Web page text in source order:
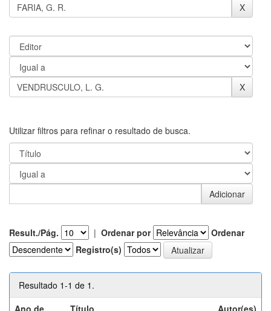
Utilizar filtros para refinar o resultado de busca.
Result./Pág. | Ordenar por
Ordenar
Registro(s)
Resultado 1-1 de 1.
Ano de
Título Autor(es)